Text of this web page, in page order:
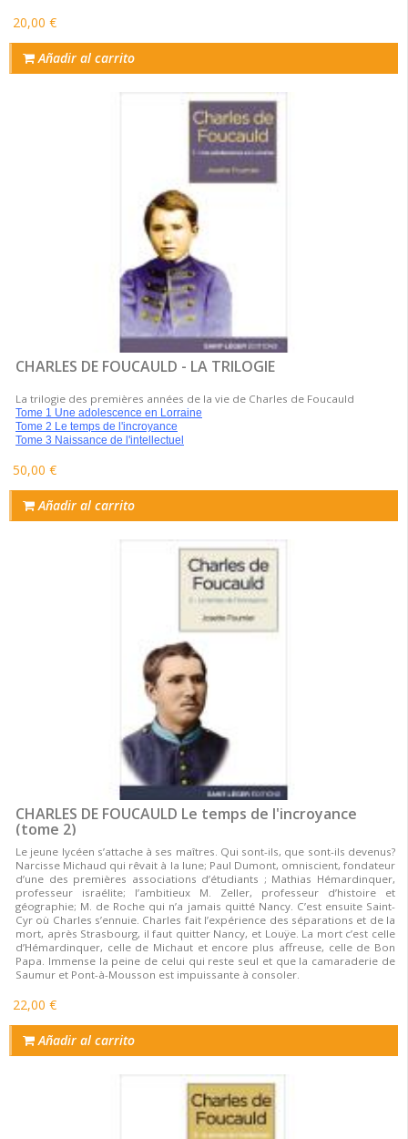
20,00 €
Añadir al carrito
CHARLES DE FOUCAULD - LA TRILOGIE
La trilogie des premières années de la vie de Charles de Foucauld
Tome 1 Une adolescence en Lorraine
Tome 2 Le temps de l'incroyance
Tome 3 Naissance de l'intellectuel
50,00 €
Añadir al carrito
CHARLES DE FOUCAULD Le temps de l'incroyance
(tome 2)
Le jeune lycéen s’attache à ses maîtres. Qui sont-ils, que sont-ils devenus?
Narcisse Michaud qui rêvait à la lune; Paul Dumont, omniscient, fondateur
d’une des premières associations d’étudiants ; Mathias Hémardinquer,
professeur israélite; l’ambitieux M. Zeller, professeur d’histoire et
géographie; M. de Roche qui n’a jamais quitté Nancy. C’est ensuite Saint-
Cyr où Charles s’ennuie. Charles fait l’expérience des séparations et de la
mort, après Strasbourg, il faut quitter Nancy, et Louÿe. La mort c’est celle
d’Hémardinquer, celle de Michaut et encore plus affreuse, celle de Bon
Papa. Immense la peine de celui qui reste seul et que la camaraderie de
Saumur et Pont-à-Mousson est impuissante à consoler.
22,00 €
Añadir al carrito